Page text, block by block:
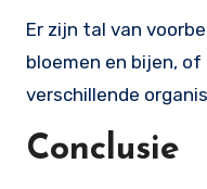
Er zijn tal van
bloemen en bijen,
verschillende
Conclusie